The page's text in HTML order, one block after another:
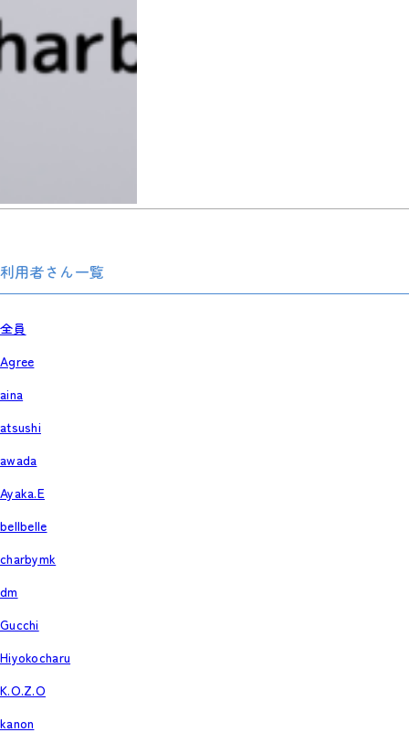
利用者さん一覧
全員
Agree
aina
atsushi
awada
Ayaka.E
bellbelle
charbymk
dm
Gucchi
Hiyokocharu
K.O.Z.O
kanon